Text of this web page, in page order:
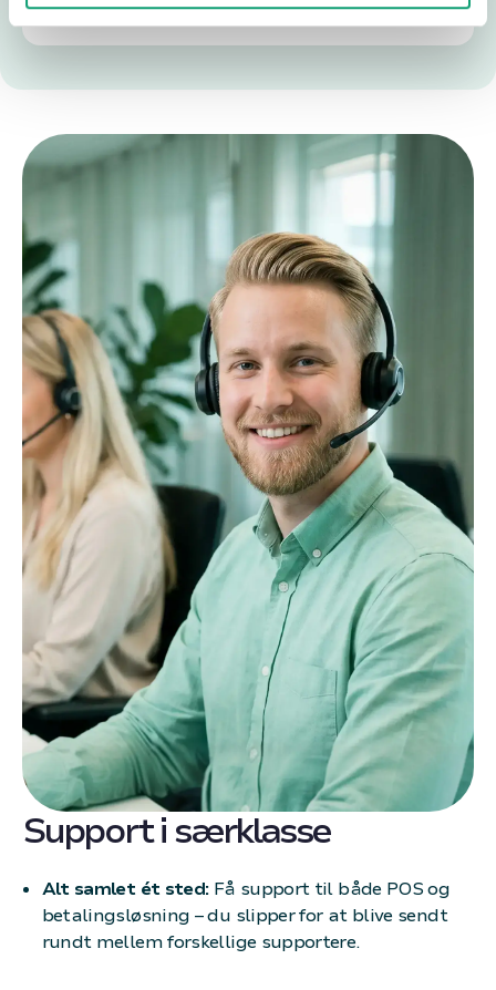
Support i særklasse
Alt samlet ét sted:Få support til både POS og
betalingsløsning – du slipper for at blive sendt
rundt mellem forskellige supportere.